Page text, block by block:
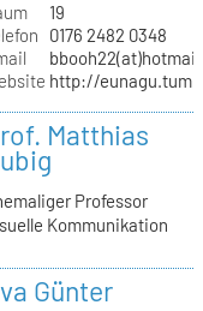
19
0176 2482 0348
http://
Matthias
Professor
Kommunikation
Günter